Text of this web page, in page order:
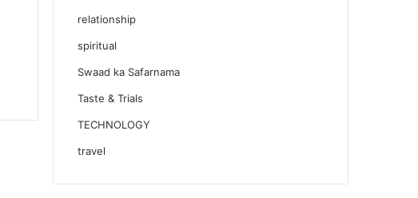
relationship
spiritual
Swaad ka Safarnama
Taste & Trials
TECHNOLOGY
travel